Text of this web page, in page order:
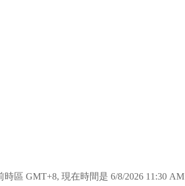
時區 GMT+8, 現在時間是 6/8/2026 11:30 AM